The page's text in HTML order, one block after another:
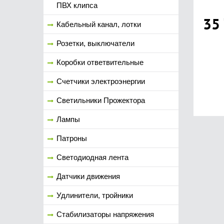
ПВХ клипса
Кабельный канал, лотки
Розетки, выключатели
Коробки ответвительные
Счетчики электроэнергии
Светильники Прожектора
Лампы
Патроны
Светодиодная лента
Датчики движения
Удлинители, тройники
Стабилизаторы напряжения
35